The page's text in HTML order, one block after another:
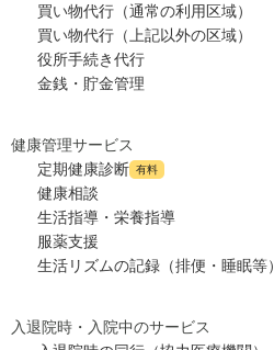
買い物代行（通常の利用区域）
買い物代行（上記以外の区域）
役所手続き代行
金銭・貯金管理
健康管理サービス
定期健康診断 有料
健康相談
生活指導・栄養指導
服薬支援
生活リズムの記録（排便・睡眠等）
入退院時・入院中のサービス